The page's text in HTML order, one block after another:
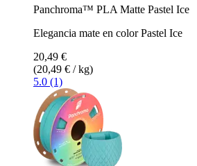
Panchroma™ PLA Matte Pastel Ice
Elegancia mate en color Pastel Ice
20,49 €
(20,49 € / kg)
5.0 (1)